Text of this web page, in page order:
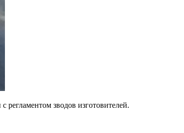
регламентом зводов изготовителей.